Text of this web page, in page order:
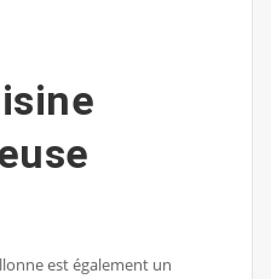
est également un